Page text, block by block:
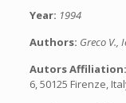
Year: 1994
Authors: Greco V.,
Autors Affiliation:
6, 50125 Firenze,